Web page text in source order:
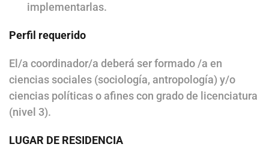
implementarlas.
Perfil requerido
El/a coordinador/a deberá ser formado /a en
ciencias sociales (sociología, antropología) y/o
ciencias políticas o afines con grado de licenciatura
(nivel 3).
LUGAR DE RESIDENCIA